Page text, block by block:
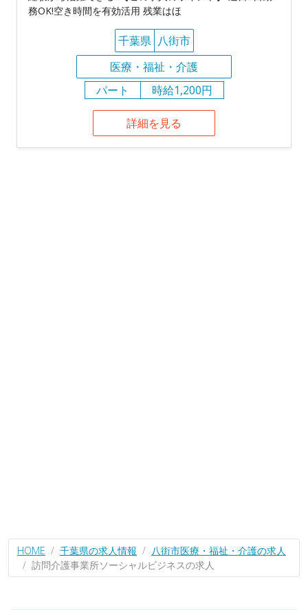
務OK!空き時間を有効活用 残業はほ
千葉県 八街市
医療・福祉・介護
パート
時給1,200円
詳細を見る
HOME 千葉県の求人情報
八街市医療・福祉・介護の求人
訪問介護事業所ソーシャルビジネスの求人